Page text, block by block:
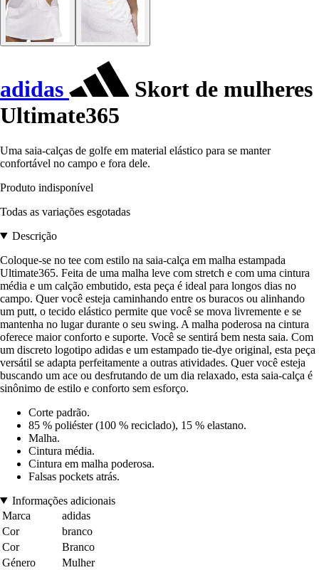
adidas
Skort de mulheres
Ultimate365
Uma saia-calças de golfe em material elástico para se manter
confortável no campo e fora dele.
Produto indisponível
Todas as variações esgotadas
Descrição
Coloque-se no tee com estilo na saia-calça em malha estampada
Ultimate365. Feita de uma malha leve com stretch e com uma cintura
média e um calção embutido, esta peça é ideal para longos dias no
campo. Quer você esteja caminhando entre os buracos ou alinhando
um putt, o tecido elástico permite que você se mova livremente e se
mantenha no lugar durante o seu swing. A malha poderosa na cintura
oferece maior conforto e suporte. Você se sentirá bem nesta saia. Com
um discreto logotipo adidas e um estampado tie-dye original, esta peça
versátil se adapta perfeitamente a outras atividades. Quer você esteja
buscando um ace ou desfrutando de um dia relaxado, esta saia-calça é
sinônimo de estilo e conforto sem esforço.
Corte padrão.
85 % poliéster (100 % reciclado), 15 % elastano.
Malha.
Cintura média.
Cintura em malha poderosa.
Falsas pockets atrás.
Informações adicionais
Marca
adidas
Cor
branco
Cor
Branco
Género
Mulher